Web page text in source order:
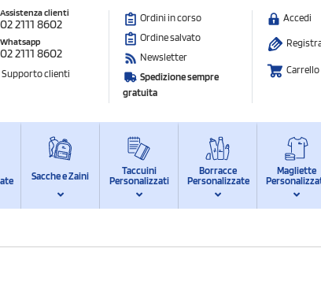
Assistenza clienti
02 2111 8602
Whatsapp
02 2111 8602
Supporto clienti
Ordini in corso
Ordine salvato
Newsletter
Spedizione sempre
gratuita
Accedi
Carrello
Sacche e Zaini
Taccuini
Personalizzati
Borracce
Personalizzate
Magliette